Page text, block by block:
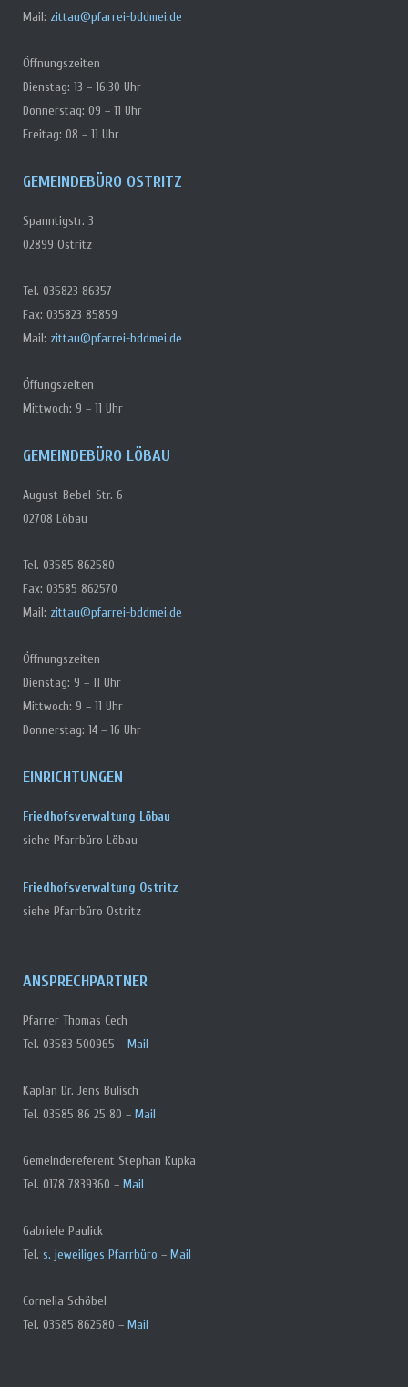
Mail: zittau@pfarrei-bddmei.de
Öffnungszeiten
Dienstag: 13 – 16.30 Uhr
Donnerstag: 09 – 11 Uhr
Freitag: 08 – 11 Uhr
GEMEINDEBÜRO OSTRITZ
Spanntigstr. 3
02899 Ostritz
Tel. 035823 86357
Fax: 035823 85859
Mail: zittau@pfarrei-bddmei.de
Öffungszeiten
Mittwoch: 9 – 11 Uhr
GEMEINDEBÜRO LÖBAU
August-Bebel-Str. 6
02708 Löbau
Tel. 03585 862580
Fax: 03585 862570
Mail: zittau@pfarrei-bddmei.de
Öffnungszeiten
Dienstag: 9 – 11 Uhr
Mittwoch: 9 – 11 Uhr
Donnerstag: 14 – 16 Uhr
EINRICHTUNGEN
Friedhofsverwaltung Löbau
siehe Pfarrbüro Löbau
Friedhofsverwaltung Ostritz
siehe Pfarrbüro Ostritz
ANSPRECHPARTNER
Pfarrer Thomas Cech
Tel. 03583 500965 – Mail
Kaplan Dr. Jens Bulisch
Tel. 03585 86 25 80 – Mail
Gemeindereferent Stephan Kupka
Tel. 0178 7839360 – Mail
Gabriele Paulick
Tel. s. jeweiliges Pfarrbüro – Mail
Cornelia Schöbel
Tel. 03585 862580 – Mail